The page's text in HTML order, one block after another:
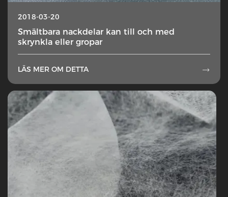
2018-03-20
Smältbara nackdelar kan till och med
skrynkla eller gropar
LÄS MER OM DETTA 